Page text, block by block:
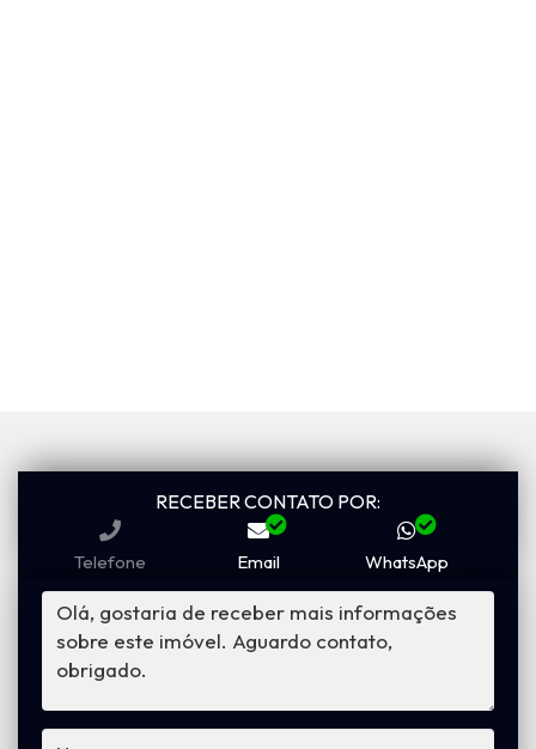
RECEBER CONTATO POR:
Telefone Email WhatsApp